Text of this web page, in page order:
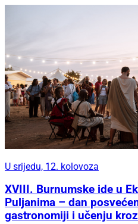
U srijedu, 12. kolovoza
XVIII. Burnumske ide u
Puljanima – dan
gastronomiji i učenju